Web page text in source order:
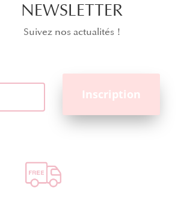
NEWSLETTER
Suivez nos actualités !